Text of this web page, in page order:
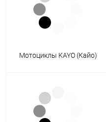
Мотоциклы KAYO (Кайо)